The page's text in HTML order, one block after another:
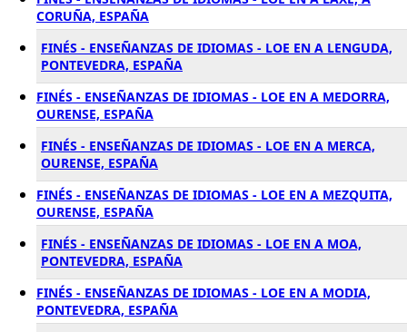
CORUÑA, ESPAÑA
FINÉS - ENSEÑANZAS DE IDIOMAS - LOE EN A LENGUDA,
PONTEVEDRA, ESPAÑA
FINÉS - ENSEÑANZAS DE IDIOMAS - LOE EN A MEDORRA,
OURENSE, ESPAÑA
FINÉS - ENSEÑANZAS DE IDIOMAS - LOE EN A MERCA,
OURENSE, ESPAÑA
FINÉS - ENSEÑANZAS DE IDIOMAS - LOE EN A MEZQUITA,
OURENSE, ESPAÑA
FINÉS - ENSEÑANZAS DE IDIOMAS - LOE EN A MOA,
PONTEVEDRA, ESPAÑA
FINÉS - ENSEÑANZAS DE IDIOMAS - LOE EN A MODIA,
PONTEVEDRA, ESPAÑA